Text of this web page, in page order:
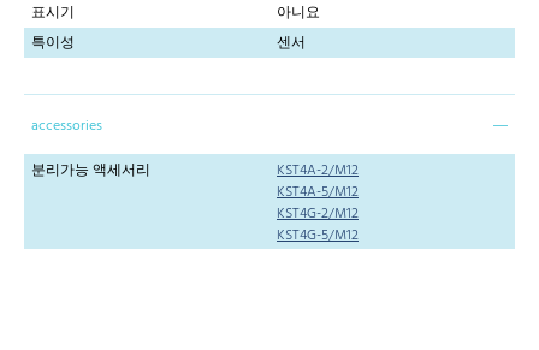
표시기
아니요
특이성
센서
accessories
분리가능 액세서리
KST4A-2/M12
KST4A-5/M12
KST4G-2/M12
KST4G-5/M12